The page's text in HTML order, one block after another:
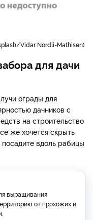
Vidar Nordli-Mathisen
для дачи
ограды для
дачников с
на строительство
же хочется скрыть
посадите вдоль рабицы
выращивания
от прохожих и